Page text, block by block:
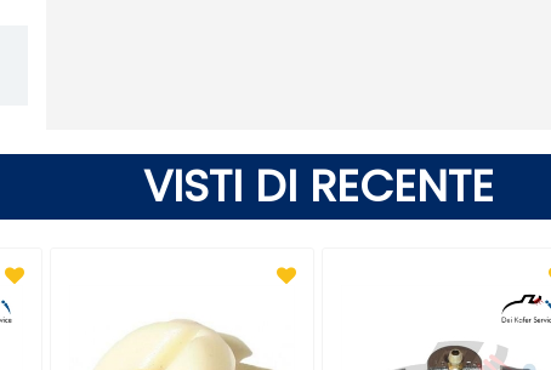
VISTI DI RECENTE